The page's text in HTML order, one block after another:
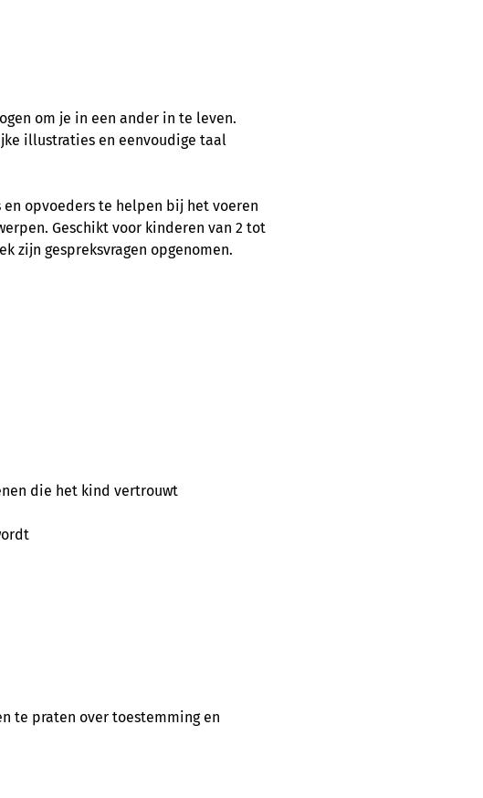
om je in een ander in te leven.
illustraties en eenvoudige taal
en opvoeders te helpen bij het voeren
Geschikt voor kinderen van 2 tot
zijn gespreksvragen opgenomen.
die het kind vertrouwt
te praten over toestemming en